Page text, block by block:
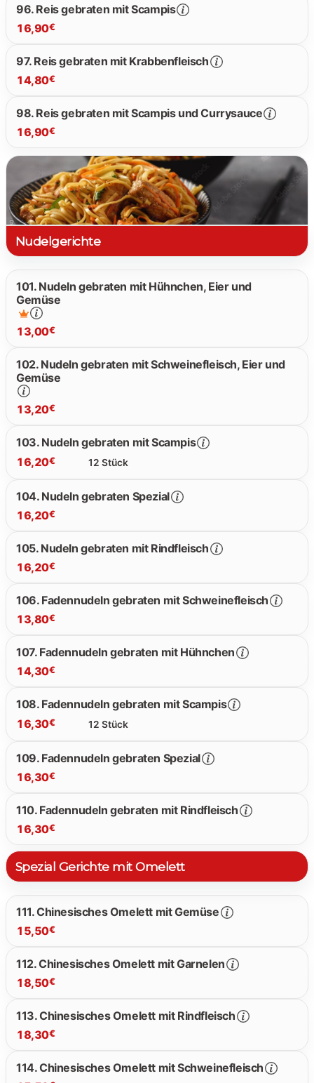
96. Reis gebraten mit Scampis
16,90€
97. Reis gebraten mit Krabbenfleisch
14,80€
98. Reis gebraten mit Scampis und Currysauce
16,90€
16.90 €
Nudelgerichte
101. Nudeln gebraten mit Hühnchen, Eier und
Gemüse
13,00€
102. Nudeln gebraten mit Schweinefleisch, Eier und
Gemüse
13,20€
103. Nudeln gebraten mit Scampis
12 Stück
16,20€
104. Nudeln gebraten Spezial
16,20€
105. Nudeln gebraten mit Rindfleisch
16,20€
106. Fadennudeln gebraten mit Schweinefleisch
13,80€
107. Fadennudeln gebraten mit Hühnchen
14,30€
108. Fadennudeln gebraten mit Scampis
12 Stück
16,30€
109. Fadennudeln gebraten Spezial
16,30€
110. Fadennudeln gebraten mit Rindfleisch
16,30€
16.30 €
Spezial Gerichte mit Omelett
111. Chinesisches Omelett mit Gemüse
15,50€
112. Chinesisches Omelett mit Garnelen
18,50€
113. Chinesisches Omelett mit Rindfleisch
18,30€
114. Chinesisches Omelett mit Schweinefleisch